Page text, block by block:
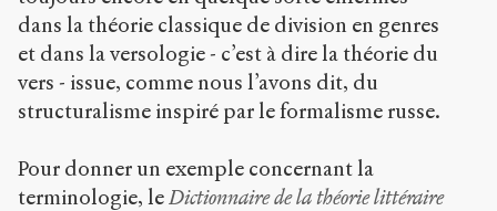
dans la théorie classique de division en genres
et dans la versologie - c’est à dire la théorie du
vers - issue, comme nous l’avons dit, du
structuralisme inspiré par le formalisme russe.
Pour donner un exemple concernant la
terminologie, leDictionnaire de la théorie littéraire